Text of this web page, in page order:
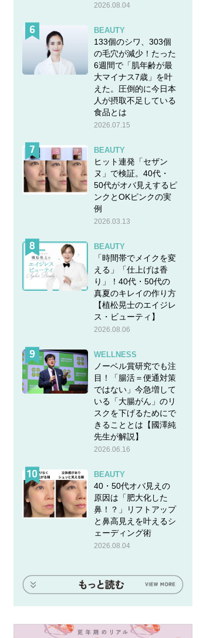
2026.08.04
BEAUTY
133個のシワ、303個
の毛穴が減少！たった
6週間で「肌年齢が最
大マイナス7歳」を叶
えた。圧倒的に今日本
人が摂取不足している
食品とは
2026.07.15
BEAUTY
ヒット連発「セザン
ヌ」で検証。40代・
50代がオバ見えするピ
ンクとOKピンクの実
例
2026.03.13
BEAUTY
「時間帯でメイクを変
える」「仕上げは香
り」！40代・50代の
真夏のキレイの作り方
【植松晃士のエイジレ
ス・ビューティ】
2026.08.06
WELLNESS
ノーベル賞研究でも注
目！「腸活＝便通対策
ではない」今急増して
いる「大腸がん」のリ
スクを下げるためにで
きることとは【國澤純
先生が解説】
2026.06.16
BEAUTY
40・50代オバ見えの
原因は「肥大化した
鼻！？」リフトアップ
と鼻高見えを叶えるシ
ェーディング術
2026.08.04